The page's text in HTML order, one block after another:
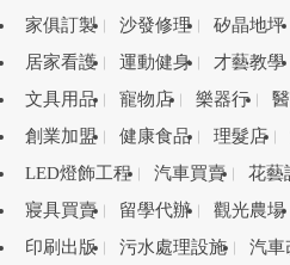
家俱訂製
沙發修理 矽晶地坪
居家看護
運動健身 才藝教學
文具用品
寵物店 樂器行
創業加盟
健康食品 理髮店
LED燈飾工程
汽車買賣 花藝
寢具買賣
留學代辦 觀光農場
印刷出版
污水處理設施 汽車